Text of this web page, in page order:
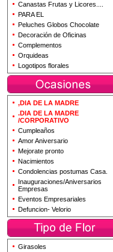
Canastas Frutas y Licores....
PARA EL
Peluches Globos Chocolate
Decoración de Oficinas
Complementos
Orquideas
Logotipos florales
,DIA DE LA MADRE
.DIA DE LA MADRE
/CORPORATIVO
Cumpleaños
Amor Aniversario
Mejorate pronto
Nacimientos
Condolencias postumas Casa.
Inauguraciones/Aniversarios
Empresas
Eventos Empresariales
Defuncion- Velorio
Girasoles